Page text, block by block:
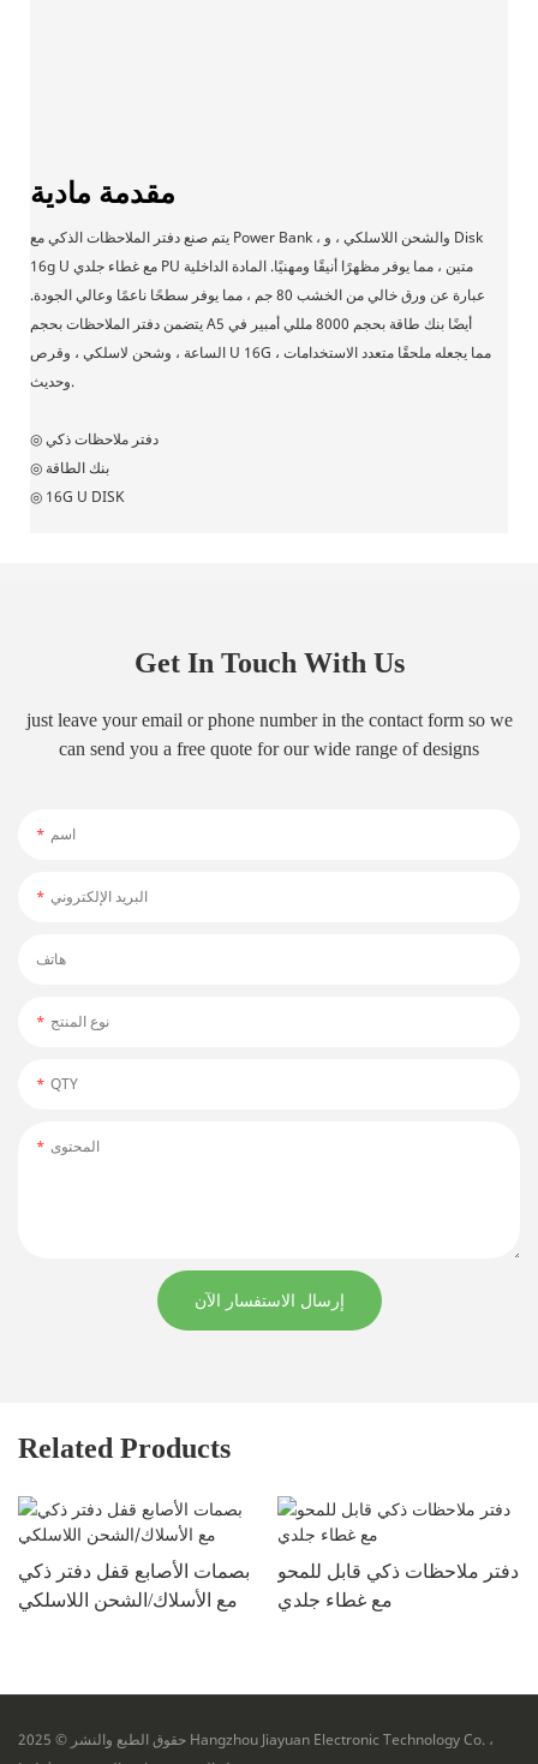
مقدمة مادية
يتم صنع دفتر الملاحظات الذكي مع Power Bank ، والشحن اللاسلكي ، و Disk
16g U مع غطاء جلدي PU متين ، مما يوفر مظهرًا أنيقًا ومهنيًا. المادة الداخلية
عبارة عن ورق خالي من الخشب 80 جم ، مما يوفر سطحًا ناعمًا وعالي الجودة.
يتضمن دفتر الملاحظات بحجم A5 أيضًا بنك طاقة بحجم 8000 مللي أمبير في
الساعة ، وشحن لاسلكي ، وقرص U 16G ، مما يجعله ملحقًا متعدد الاستخدامات
وحديث.
◎ بنك الطاقة
◎ 16G U DISK
Get In Touch With Us
just leave your email or phone number in the contact form so we
can send you a free quote for our wide range of designs
اسم
البريد الإلكتروني
هاتف
نوع المنتج
QTY
المحتوى
إرسال الاستفسار الآن
Related Products
بصمات الأصابع قفل دفتر ذكي
مع الأسلاك/الشحن اللاسلكي
دفتر ملاحظات ذكي قابل للمحو
مع غطاء جلدي
حقوق الطبع والنشر © 2025 Hangzhou Jiayuan Electronic Technology Co. ،